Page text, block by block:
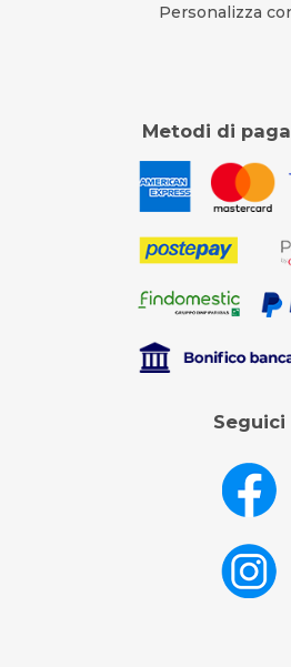
Personalizza
Metodi di
Seguici